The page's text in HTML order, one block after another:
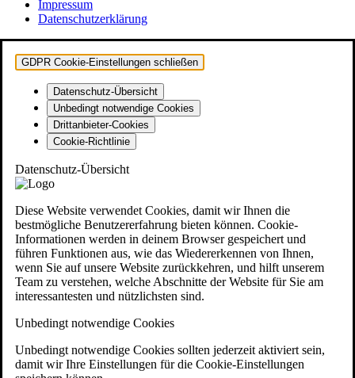
Impressum
Datenschutzerklärung
GDPR Cookie-Einstellungen schließen
Datenschutz-Übersicht
Unbedingt notwendige Cookies
Drittanbieter-Cookies
Cookie-Richtlinie
Datenschutz-Übersicht
Diese Website verwendet Cookies, damit wir Ihnen die
bestmögliche Benutzererfahrung bieten können. Cookie-
Informationen werden in deinem Browser gespeichert und
führen Funktionen aus, wie das Wiedererkennen von Ihnen,
wenn Sie auf unsere Website zurückkehren, und hilft unserem
Team zu verstehen, welche Abschnitte der Website für Sie am
interessantesten und nützlichsten sind.
Unbedingt notwendige Cookies
Unbedingt notwendige Cookies sollten jederzeit aktiviert sein,
damit wir Ihre Einstellungen für die Cookie-Einstellungen